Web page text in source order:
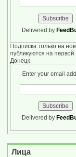
Delivered by
Подписка только на
публикуются на первой
Донецк
Enter your email
Delivered by
Лица